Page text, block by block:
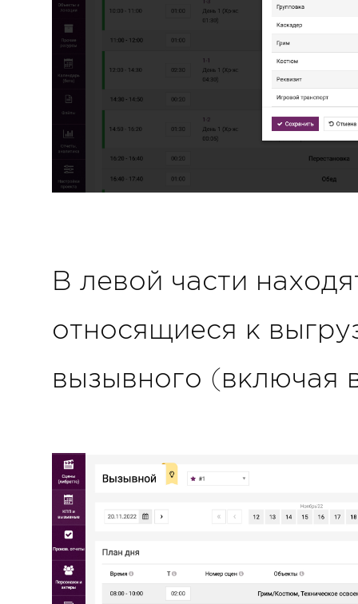
В левой части
относящиеся к
вызывного (включая